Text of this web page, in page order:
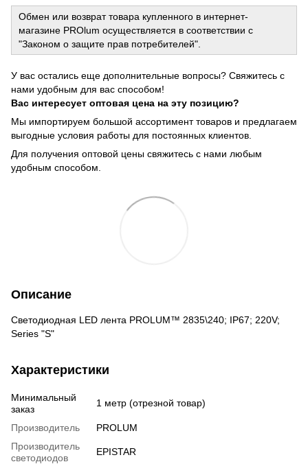
Обмен или возврат товара купленного в интернет-
магазине PROlum осуществляется в соответствии с
"Законом о защите прав потребителей".
У вас остались еще дополнительные вопросы? Свяжитесь с
нами удобным для вас способом!
Вас интересует оптовая цена на эту позицию?
Мы импортируем большой ассортимент товаров и предлагаем
выгодные условия работы для постоянных клиентов.
Для получения оптовой цены свяжитесь с нами любым
удобным способом.
Описание
Светодиодная LED лента PROLUM™ 2835\240; IP67; 220V;
Series "S"
Характеристики
Минимальный
заказ
1 метр (отрезной товар)
Производитель
PROLUM
Производитель
светодиодов
EPISTAR